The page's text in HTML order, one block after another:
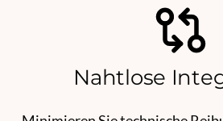
Nahtlose